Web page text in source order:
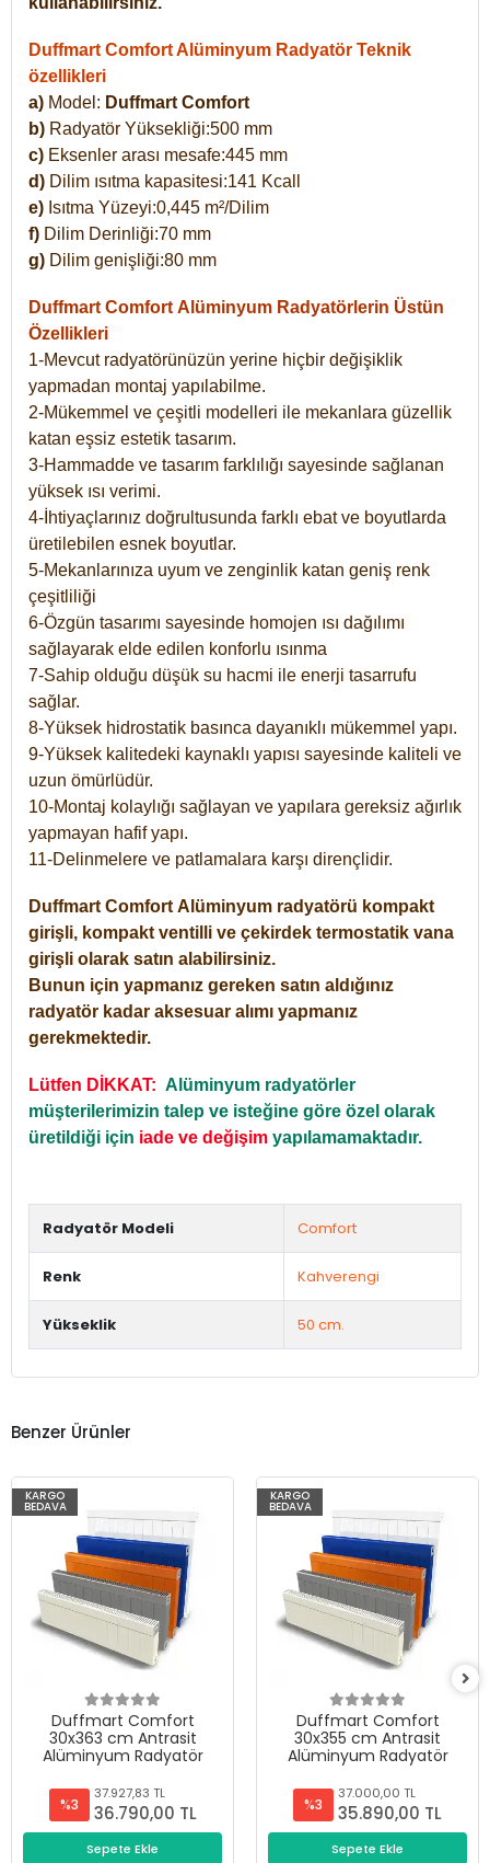
Duffmart Comfort Alüminyum Radyatör Teknik
özellikleri
a) Model: Duffmart Comfort
b) Radyatör Yüksekliği:500 mm
c) Eksenler arası mesafe:445 mm
d) Dilim ısıtma kapasitesi:141 Kcall
e) Isıtma Yüzeyi:0,445 m²/Dilim
f) Dilim Derinliği:70 mm
g) Dilim genişliği:80 mm
Duffmart Comfort Alüminyum Radyatörlerin Üstün
Özellikleri
1-Mevcut radyatörünüzün yerine hiçbir değişiklik
yapmadan montaj yapılabilme.
2-Mükemmel ve çeşitli modelleri ile mekanlara güzellik
katan eşsiz estetik tasarım.
3-Hammadde ve tasarım farklılığı sayesinde sağlanan
yüksek ısı verimi.
4-İhtiyaçlarınız doğrultusunda farklı ebat ve boyutlarda
üretilebilen esnek boyutlar.
5-Mekanlarınıza uyum ve zenginlik katan geniş renk
çeşitliliği
6-Özgün tasarımı sayesinde homojen ısı dağılımı
sağlayarak elde edilen konforlu ısınma
7-Sahip olduğu düşük su hacmi ile enerji tasarrufu
sağlar.
8-Yüksek hidrostatik basınca dayanıklı mükemmel yapı.
9-Yüksek kalitedeki kaynaklı yapısı sayesinde kaliteli ve
uzun ömürlüdür.
10-Montaj kolaylığı sağlayan ve yapılara gereksiz ağırlık
yapmayan hafif yapı.
11-Delinmelere ve patlamalara karşı dirençlidir.
Duffmart Comfort Alüminyum radyatörü kompakt
girişli, kompakt ventilli ve çekirdek termostatik vana
girişli olarak satın alabilirsiniz.
Bunun için yapmanız gereken satın aldığınız
radyatör kadar aksesuar alımı yapmanız
gerekmektedir.
Lütfen DİKKAT: Alüminyum radyatörler
müşterilerimizin talep ve isteğine göre özel olarak
üretildiği için iade ve değişim yapılamamaktadır.
Radyatör Modeli Comfort
Renk Kahverengi
Yükseklik 50 cm.
Benzer Ürünler
KARGO
BEDAVA
Duffmart Comfort
30x363 cm Antrasit
Alüminyum Radyatör
%3
37.927,83 TL
36.790,00 TL
Sepete Ekle
KARGO
BEDAVA
Duffmart Comfort
30x355 cm Antrasit
Alüminyum Radyatör
%3
37.000,00 TL
35.890,00 TL
Sepete Ekle